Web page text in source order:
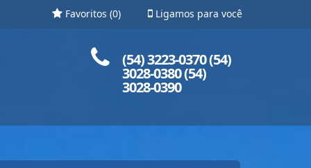
Ligamos para você
Favoritos (0)
(54) 3223-0370 (54)
3028-0380 (54)
3028-0390